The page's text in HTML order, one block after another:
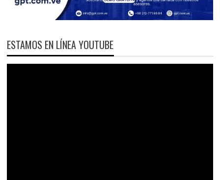
ESTAMOS EN LÍNEA YOUTUBE